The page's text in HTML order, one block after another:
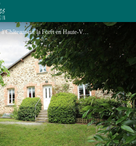
Gîte de Lavergne à Châteauneuf la Forêt en Haute-Vienne (Nouvelle Aquitaine)_1 - Gîtes de France® Haute-Vienne